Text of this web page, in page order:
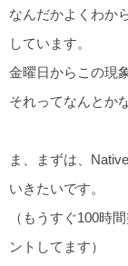
なんだかよくわか
しています。
金曜日からこの現
それってなんとか
ま、まずは、
いきたいです。
（もうすぐ100時
ントしてます）